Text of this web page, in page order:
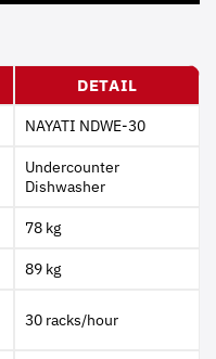
DETAIL
NAYATI NDWE-30
Undercounter
Dishwasher
78 kg
89 kg
30 racks/hour